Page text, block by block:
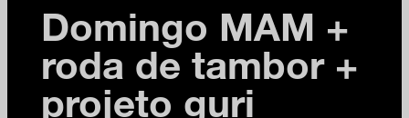
Domingo MAM +
roda de tambor +
projeto guri